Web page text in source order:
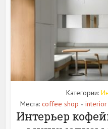
Категории:
Места: coffee shop •
Интерьер